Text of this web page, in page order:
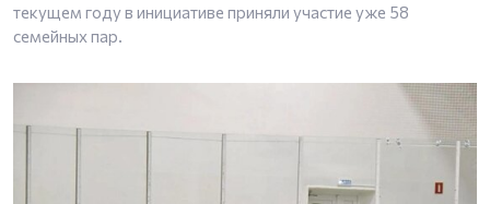
текущем году в инициативе приняли участие уже 58
семейных пар.